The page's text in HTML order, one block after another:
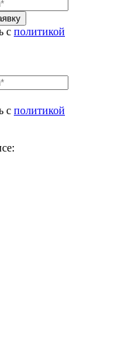
c политикой
c политикой